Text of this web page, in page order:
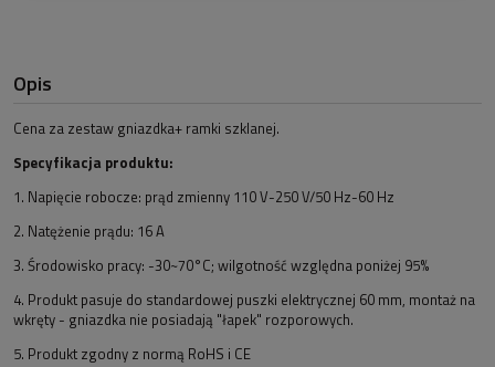
Opis
Cena za zestaw gniazdka+ ramki szklanej.
Specyfikacja produktu:
1. Napięcie robocze: prąd zmienny 110 V-250 V/50 Hz-60 Hz
2. Natężenie prądu: 16 A
3. Środowisko pracy: -30~70°C; wilgotność względna poniżej 95%
4. Produkt pasuje do standardowej puszki elektrycznej 60 mm, montaż na
wkręty - gniazdka nie posiadają "łapek" rozporowych.
5. Produkt zgodny z normą RoHS i CE